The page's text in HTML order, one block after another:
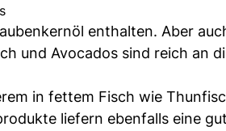
enthalten. Aber
und Avocados sind reich an
in fettem Fisch wie
liefern ebenfalls eine